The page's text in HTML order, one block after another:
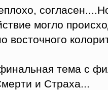
могло
восточного
тема с
и Страха...